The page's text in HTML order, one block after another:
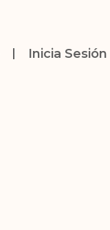
Inicia Sesión